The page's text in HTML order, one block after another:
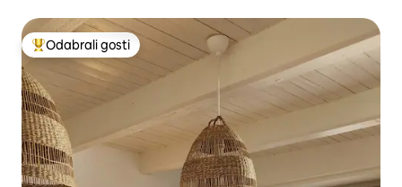
Među najviše rangiranima s oznakom „Odabrali gosti”
Odabrali gosti